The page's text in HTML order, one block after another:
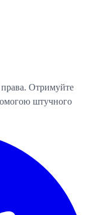
Отримуйте
штучного